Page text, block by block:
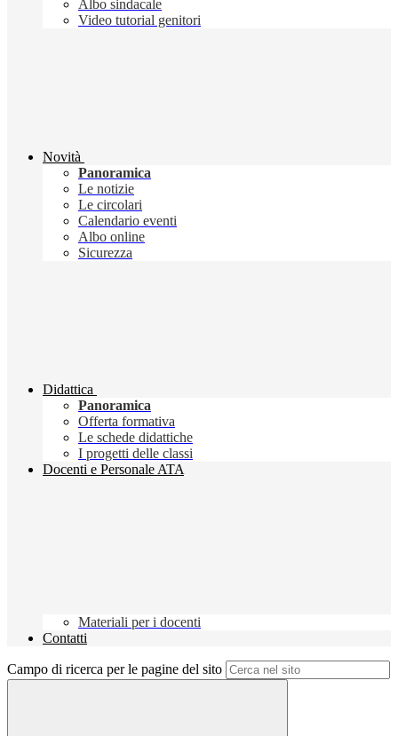
Albo sindacale
Video tutorial genitori
Novità
Panoramica
Le notizie
Le circolari
Calendario eventi
Albo online
Sicurezza
Didattica
Panoramica
Offerta formativa
Le schede didattiche
I progetti delle classi
Docenti e Personale ATA
Materiali per i docenti
Contatti
Campo di ricerca per le pagine del sito